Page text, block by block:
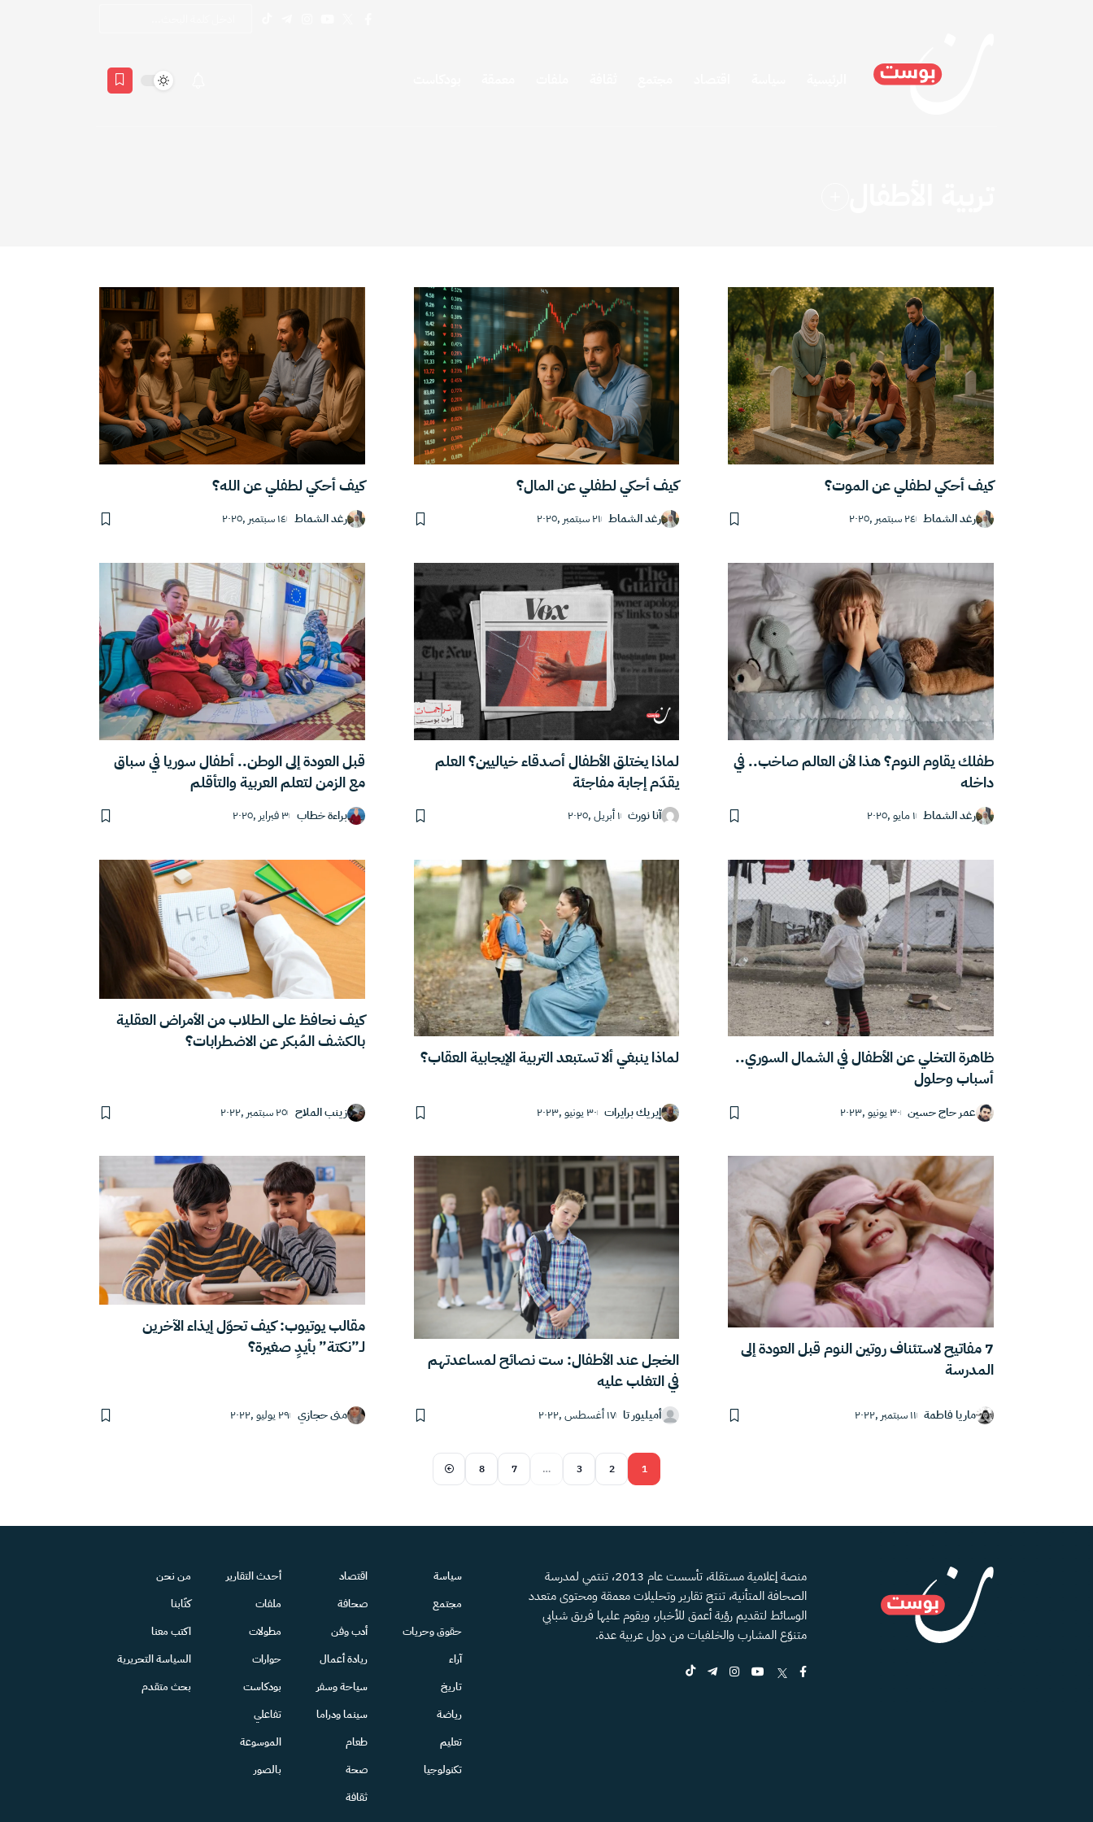
كيف أحكي لطفلي عن الموت؟
رغد الشماط ٢٤ سبتمبر ,٢٠٢٥
كيف أحكي لطفلي عن المال؟
رغد الشماط ٢١ سبتمبر ,٢٠٢٥
كيف أحكي لطفلي عن الله؟
رغد الشماط ١٤ سبتمبر ,٢٠٢٥
طفلك يقاوم النوم؟ هذا لأن العالم صاخب.. في
داخله
رغد الشماط ١ مايو ,٢٠٢٥
لماذا يختلق الأطفال أصدقاء خياليين؟ العلم
يقدّم إجابة مفاجئة
آنا نورث ١ أبريل ,٢٠٢٥
قبل العودة إلى الوطن.. أطفال سوريا في سباق
مع الزمن لتعلم العربية والتأقلم
براءة خطاب ٣ فبراير ,٢٠٢٥
ظاهرة التخلي عن الأطفال في الشمال السوري..
أسباب وحلول
عمر حاج حسين ٣٠ يونيو ,٢٠٢٣
لماذا ينبغي ألا تستبعد التربية الإيجابية العقاب؟
إيريك برايرات ٣٠ يونيو ,٢٠٢٣
كيف نحافظ على الطلاب من الأمراض العقلية
بالكشف المُبكر عن الاضطرابات؟
زينب الملاح ٢٥ سبتمبر ,٢٠٢٢
7 مفاتيح لاستئناف روتين النوم قبل العودة إلى
المدرسة
ماريا فاطمة ١١ سبتمبر ,٢٠٢٢
الخجل عند الأطفال: ست نصائح لمساعدتهم
في التغلب عليه
أميليور تا ١٧ أغسطس ,٢٠٢٢
مقالب يوتيوب: كيف تحوّل إيذاء الآخرين
لـ”نكتة” بأيدٍ صغيرة؟
منى حجازي ٢٩ يوليو ,٢٠٢٢
1
2
3
…
7
8
منصة إعلامية مستقلة، تأسست عام 2013، تنتمي لمدرسة
الصحافة المتأنية، تنتج تقارير وتحليلات معمقة ومحتوى متعدد
الوسائط لتقديم رؤية أعمق للأخبار، ويقوم عليها فريق شبابي
متنوّع المشارب والخلفيات من دول عربية عدة.
سياسة
مجتمع
حقوق وحريات
آراء
تاريخ
رياضة
تعليم
تكنولوجيا
اقتصاد
صحافة
أدب وفن
ريادة أعمال
سياحة وسفر
سينما ودراما
طعام
صحة
ثقافة
أحدث التقارير
ملفات
مطولات
حوارات
بودكاست
تفاعلي
الموسوعة
بالصور
من نحن
كتّابنا
اكتب معنا
السياسة التحريرية
بحث متقدم